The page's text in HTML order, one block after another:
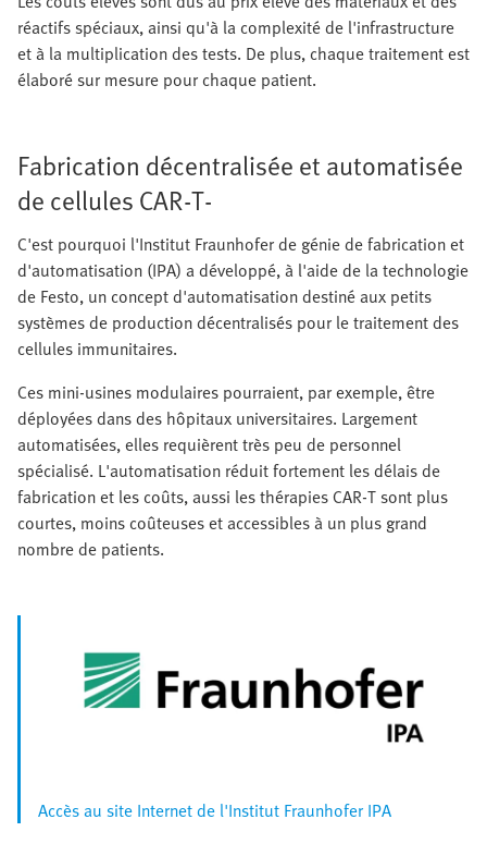
réactifs spéciaux, ainsi qu'à la complexité de l'infrastructure
et à la multiplication des tests. De plus, chaque traitement est
élaboré sur mesure pour chaque patient.
Fabrication décentralisée et automatisée
de cellules CAR‑T‑
C'est pourquoi l'Institut Fraunhofer de génie de fabrication et
d'automatisation (IPA) a développé, à l'aide de la technologie
de Festo, un concept d'automatisation destiné aux petits
systèmes de production décentralisés pour le traitement des
cellules immunitaires.
Ces mini-usines modulaires pourraient, par exemple, être
déployées dans des hôpitaux universitaires. Largement
automatisées, elles requièrent très peu de personnel
spécialisé. L'automatisation réduit fortement les délais de
fabrication et les coûts, aussi les thérapies CAR‑T sont plus
courtes, moins coûteuses et accessibles à un plus grand
nombre de patients.
Accès au site Internet de l'Institut Fraunhofer IPA